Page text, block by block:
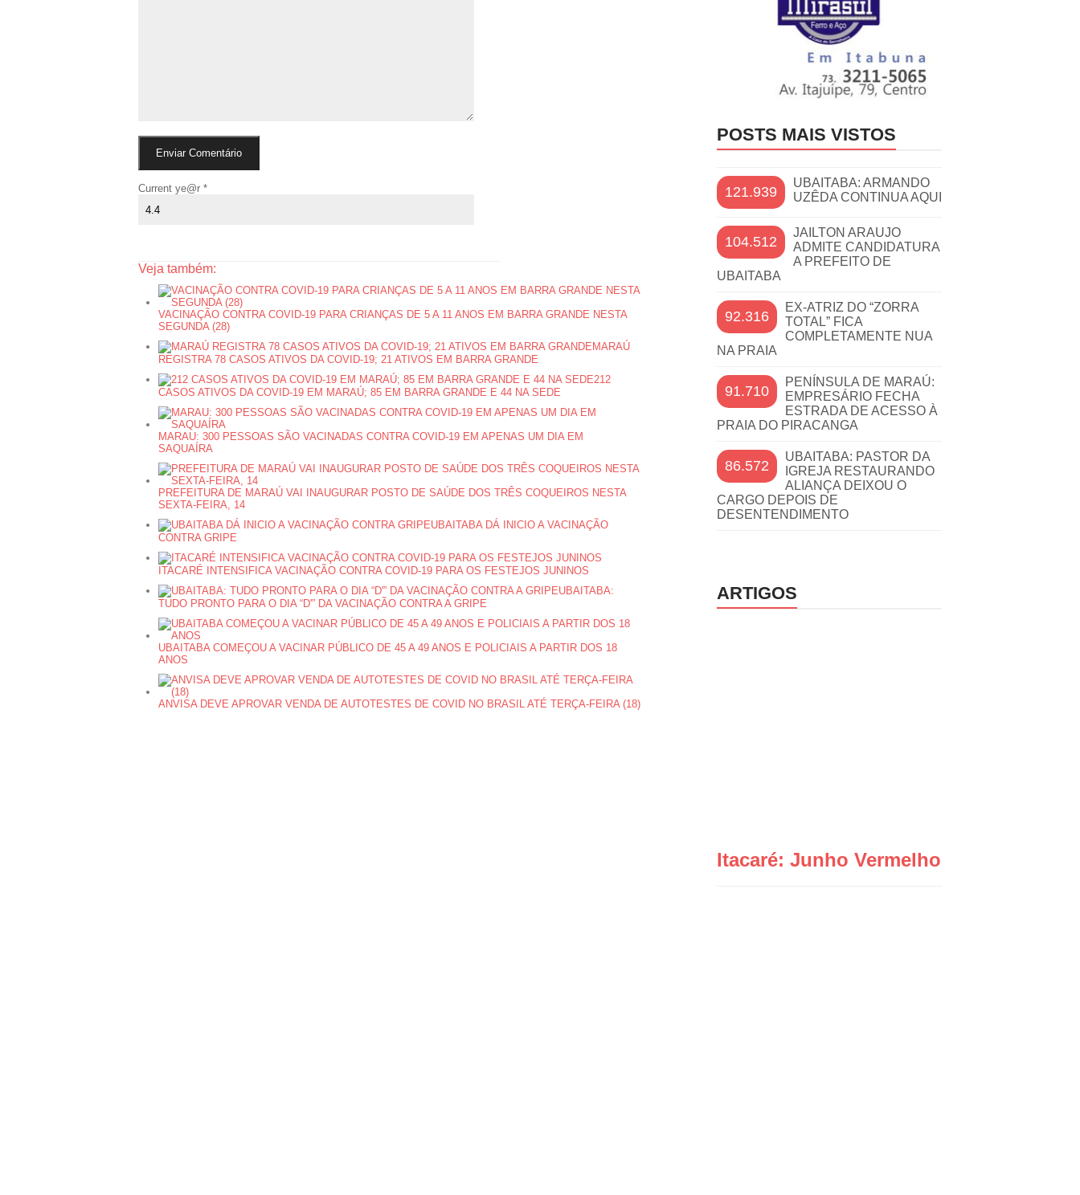
Current ye@r *
Veja também:
VACINAÇÃO CONTRA COVID-19 PARA CRIANÇAS DE 5 A 11 ANOS EM BARRA GRANDE NESTA
SEGUNDA (28)
MARAÚ
REGISTRA 78 CASOS ATIVOS DA COVID-19; 21 ATIVOS EM BARRA GRANDE
212
CASOS ATIVOS DA COVID-19 EM MARAÚ; 85 EM BARRA GRANDE E 44 NA SEDE
MARAU: 300 PESSOAS SÃO VACINADAS CONTRA COVID-19 EM APENAS UM DIA EM
SAQUAÍRA
PREFEITURA DE MARAÚ VAI INAUGURAR POSTO DE SAÚDE DOS TRÊS COQUEIROS NESTA
SEXTA-FEIRA, 14
UBAITABA DÁ INICIO A VACINAÇÃO
CONTRA GRIPE
ITACARÉ INTENSIFICA VACINAÇÃO CONTRA COVID-19 PARA OS FESTEJOS JUNINOS
UBAITABA:
TUDO PRONTO PARA O DIA “D'” DA VACINAÇÃO CONTRA A GRIPE
UBAITABA COMEÇOU A VACINAR PÚBLICO DE 45 A 49 ANOS E POLICIAIS A PARTIR DOS 18
ANOS
ANVISA DEVE APROVAR VENDA DE AUTOTESTES DE COVID NO BRASIL ATÉ TERÇA-FEIRA (18)
POSTS MAIS VISTOS
121.939
UBAITABA: ARMANDO
UZÊDA CONTINUA AQUI
104.512
JAILTON ARAUJO
ADMITE CANDIDATURA
A PREFEITO DE
UBAITABA
92.316
EX-ATRIZ DO “ZORRA
TOTAL” FICA
COMPLETAMENTE NUA
NA PRAIA
91.710
PENÍNSULA DE MARAÚ:
EMPRESÁRIO FECHA
ESTRADA DE ACESSO À
PRAIA DO PIRACANGA
86.572
UBAITABA: PASTOR DA
IGREJA RESTAURANDO
ALIANÇA DEIXOU O
CARGO DEPOIS DE
DESENTENDIMENTO
ARTIGOS
Itacaré: Junho Vermelho